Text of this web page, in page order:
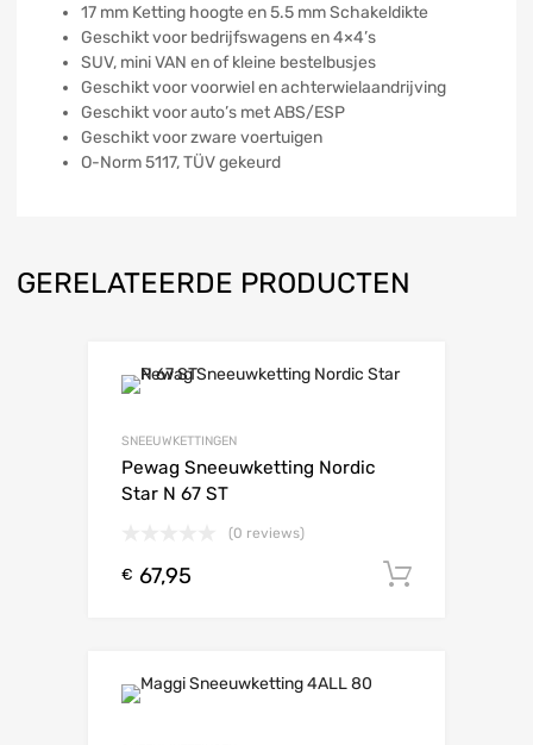
17 mm Ketting hoogte en 5.5 mm Schakeldikte
Geschikt voor bedrijfswagens en 4×4’s
SUV, mini VAN en of kleine bestelbusjes
Geschikt voor voorwiel en achterwielaandrijving
Geschikt voor auto’s met ABS/ESP
Geschikt voor zware voertuigen
O-Norm 5117, TÜV gekeurd
GERELATEERDE PRODUCTEN
SNEEUWKETTINGEN
Pewag Sneeuwketting Nordic
Star N 67 ST
(0 reviews)
€ 67,95